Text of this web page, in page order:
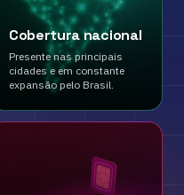
Cobertura nacional
Presente nas principais
cidades e em constante
expansão pelo Brasil.